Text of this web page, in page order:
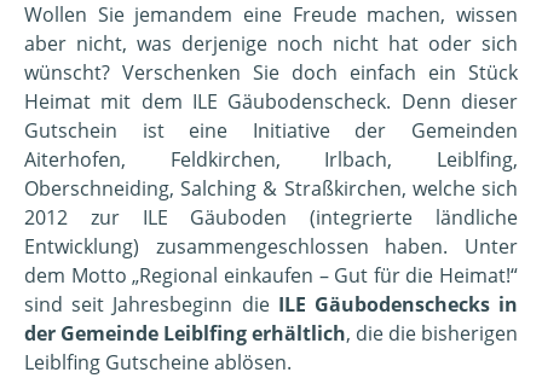
Wollen Sie jemandem eine Freude machen, wissen
aber nicht, was derjenige noch nicht hat oder sich
wünscht? Verschenken Sie doch einfach ein Stück
Heimat mit dem ILE Gäubodenscheck. Denn dieser
Gutschein ist eine Initiative der Gemeinden
Aiterhofen, Feldkirchen, Irlbach, Leiblfing,
Oberschneiding, Salching & Straßkirchen, welche sich
2012 zur ILE Gäuboden (integrierte ländliche
Entwicklung) zusammengeschlossen haben. Unter
dem Motto „Regional einkaufen – Gut für die Heimat!“
sind seit Jahresbeginn die ILE Gäubodenschecks in
der Gemeinde Leiblfing erhältlich, die die bisherigen
Leiblfing Gutscheine ablösen.